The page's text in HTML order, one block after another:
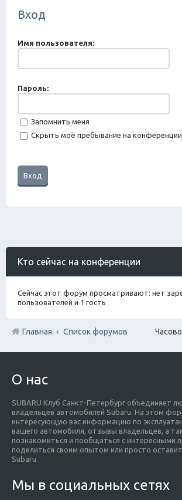
Вход
Имя пользователя:
Пароль:
Запомнить меня
Скрыть моё пребывание на конференции
Кто сейчас на конференции
Сейчас этот форум просматривают: нет
пользователей и 1 гость
Главная Список форумов
О нас
SUBARU Клуб Санкт-Петербург объединяет
владельцев автомобилей Subaru. На этом
интересующую вас информацию по
вашего автомобиля, отзывы владельцев, а
познакомиться и пообщаться с интересными
поделиться своим опытом или просто
Subaru.
Мы в социальных сетях